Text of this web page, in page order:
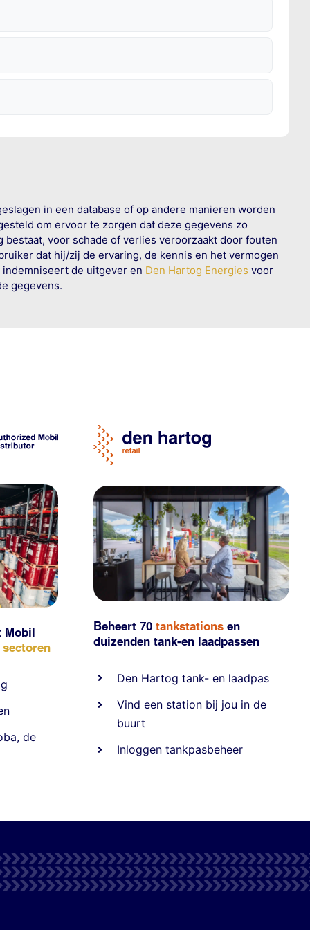
in een database of op andere manieren worden
om ervoor te zorgen dat deze gegevens zo
voor schade of verlies veroorzaakt door fouten
dat hij/zij de ervaring, de kennis en het vermogen
de uitgever en Den Hartog Energies voor
gegevens.
Mobil
, de
Beheert 70tankstationsen
duizendentank-en laadpassen
Den Hartog tank- en laadpas
Vind een station bij jou in de
buurt
Inloggen tankpasbeheer